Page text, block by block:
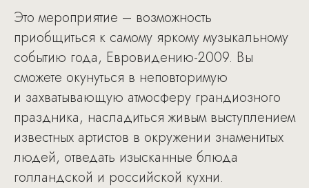
Это мероприятие – возможность
приобщиться к самому яркому музыкальному
событию года, Евровидению-2009. Вы
сможете окунуться в неповторимую
и захватывающую атмосферу грандиозного
праздника, насладиться живым выступлением
известных артистов в окружении знаменитых
людей, отведать изысканные блюда
голландской и российской кухни.